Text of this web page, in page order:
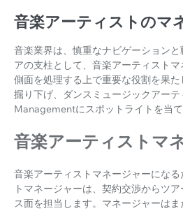
音楽アーティストのマ
音楽業界は、慎重なナビゲーション
アの支柱として、音楽アーティスト
側面を処理する上で重要な役割を果
掘り下げ、ダンスミュージックアー
Managementにスポットライトを当て
音楽アーティストマ
音楽アーティストマネージャーにな
トマネージャーは、契約交渉からツ
ス面を担当します。マネージャーは